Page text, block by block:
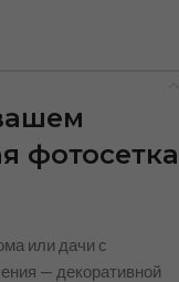
фотосетка
или дачи с
— декоративной